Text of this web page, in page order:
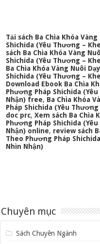
Tải sách Ba Chìa Khóa
Shichida (Yêu Thương –
sách Ba Chìa Khóa Vàng
Shichida (Yêu Thương –
Ba Chìa Khóa Vàng Nuôi
Shichida (Yêu Thương –
Download Ebook Ba Chìa
Phương Pháp Shichida
Nhận) free, Ba Chìa Khóa
Pháp Shichida (Yêu
doc prc,Xem sách Ba Chìa
Phương Pháp Shichida
Nhận) online, review sách
Theo Phương Pháp
Nhìn Nhận)
Chuyên mục
Sách Chuyên Ngành